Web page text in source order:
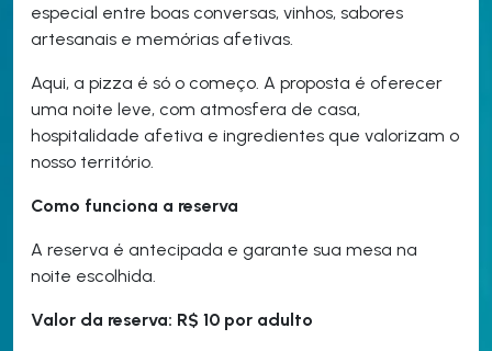
especial entre boas conversas, vinhos, sabores
artesanais e memórias afetivas.
Aqui, a pizza é só o começo. A proposta é oferecer
uma noite leve, com atmosfera de casa,
hospitalidade afetiva e ingredientes que valorizam o
nosso território.
Como funciona a reserva
A reserva é antecipada e garante sua mesa na
noite escolhida.
Valor da reserva: R$ 10 por adulto